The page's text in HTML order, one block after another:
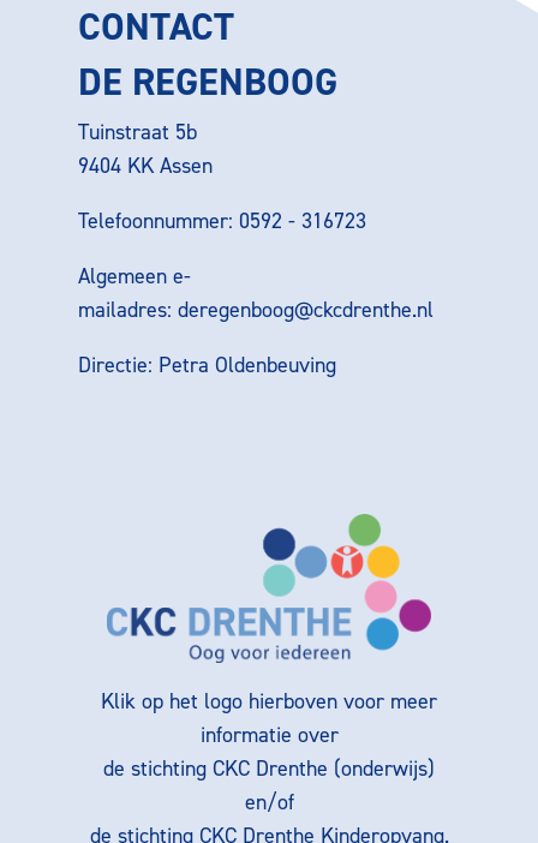
CONTACT
DE REGENBOOG
Tuinstraat 5b
9404 KK Assen
Telefoonnummer: 0592 - 316723
Algemeen e-
mailadres: deregenboog@ckcdrenthe.nl
Directie: Petra Oldenbeuving
Klik op het logo hierboven voor meer
informatie over
de stichting CKC Drenthe (onderwijs)
en/of
de stichting CKC Drenthe Kinderopvang.